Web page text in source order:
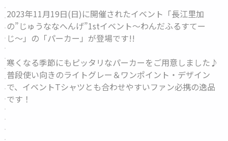
2023年11月19日(日)に開催されたイベント「長江里加
の”じゅうななへんげ”1stイベント〜わんだふるすてー
じ〜」の「パーカー 」が登場です!!
寒くなる季節にもピッタリなパーカーをご用意しました♪
普段使い向きのライトグレー＆ワンポイント・デザイン
で、イベントTシャツとも合わせやすいファン必携の逸品
です！